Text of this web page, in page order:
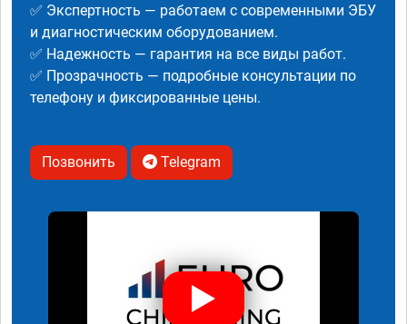
✅ Экспертность — работаем с современными ЭБУ
и диагностическим оборудованием.
✅ Надежность — гарантия на все виды работ.
✅ Прозрачность — подробные консультации по
телефону и фиксированные цены.
Позвонить Telegram